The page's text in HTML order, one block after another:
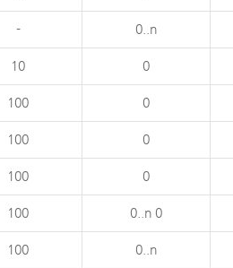
- 0..n
10 0
100 0
100 0
100 0
100 0..n 0
100 0..n